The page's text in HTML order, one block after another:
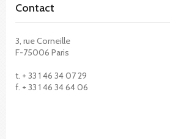
Contact
3, rue Corneille
F-75006 Paris
t. + 33 1 46 34 07 29
f. + 33 1 46 34 64 06